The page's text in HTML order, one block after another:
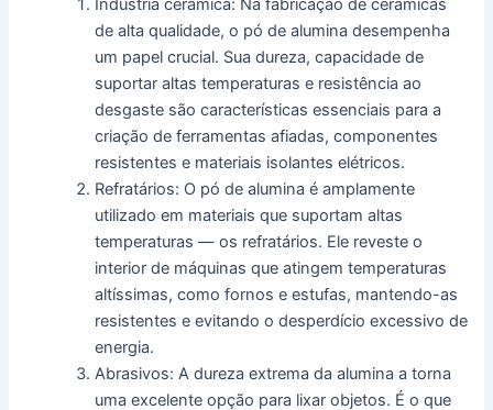
Indústria cerâmica: Na fabricação de cerâmicas
de alta qualidade, o pó de alumina desempenha
um papel crucial. Sua dureza, capacidade de
suportar altas temperaturas e resistência ao
desgaste são características essenciais para a
criação de ferramentas afiadas, componentes
resistentes e materiais isolantes elétricos.
Refratários: O pó de alumina é amplamente
utilizado em materiais que suportam altas
temperaturas — os refratários. Ele reveste o
interior de máquinas que atingem temperaturas
altíssimas, como fornos e estufas, mantendo-as
resistentes e evitando o desperdício excessivo de
energia.
Abrasivos: A dureza extrema da alumina a torna
uma excelente opção para lixar objetos. É o que